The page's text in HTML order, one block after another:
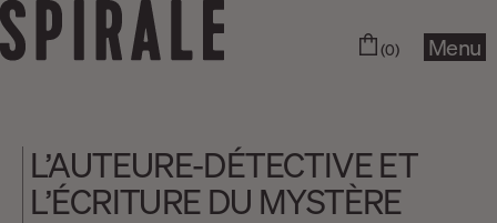
(0) Menu
L’AUTEURE-DÉTECTIVE ET
L’ÉCRITURE DU MYSTÈRE